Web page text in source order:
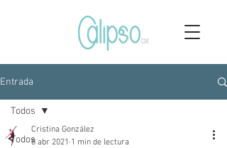
Entrada
Todos
Todos
Cristina González
8 abr 2021 1 min de lectura